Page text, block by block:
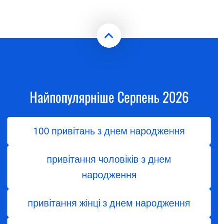
Найпопулярніше Серпень 2026
100 привітань з днем народження
привітання чоловіків з днем
народження
привітання жінці з днем ​​народження